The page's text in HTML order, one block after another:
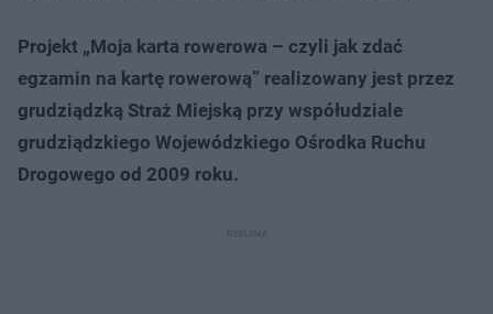
Projekt „Moja karta rowerowa – czyli jak zdać
egzamin na kartę rowerową” realizowany jest przez
grudziądzką Straż Miejską przy współudziale
grudziądzkiego Wojewódzkiego Ośrodka Ruchu
Drogowego od 2009 roku.